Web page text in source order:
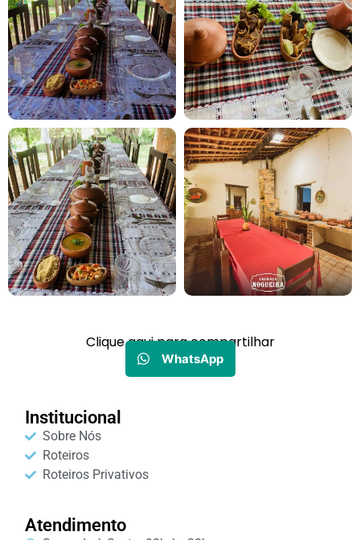
Clique aqui para compartilhar
WhatsApp
Institucional
Sobre Nós
Roteiros
Roteiros Privativos
Atendimento